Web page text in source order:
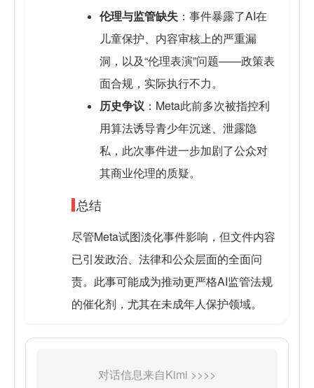
伦理与监管缺失 ：事件暴露了AI在
儿童保护、内容审核上的严重漏
洞，以及“伦理表演”问题——政策表
面合规，实际执行不力。
历史争议 ：Meta此前多次被指控利
用算法诱导青少年沉迷、泄露隐
私，此次事件进一步加剧了公众对
其商业伦理的质疑。
总结
尽管Meta试图淡化事件影响，但文件内容
已引发政治、法律和公众层面的全面问
责。此事可能成为推动更严格AI监管法规
的催化剂，尤其在未成年人保护领域。